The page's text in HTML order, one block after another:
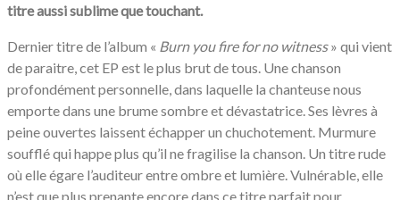
titre aussi sublime que touchant.
Dernier titre de l’album « Burn you fire for no witness» qui vient
de paraitre, cet EP est le plus brut de tous. Une chanson
profondément personnelle, dans laquelle la chanteuse nous
emporte dans une brume sombre et dévastatrice. Ses lèvres à
peine ouvertes laissent échapper un chuchotement. Murmure
soufflé qui happe plus qu’il ne fragilise la chanson. Un titre rude
où elle égare l’auditeur entre ombre et lumière. Vulnérable, elle
n’est que plus prenante encore dans ce titre parfait pour